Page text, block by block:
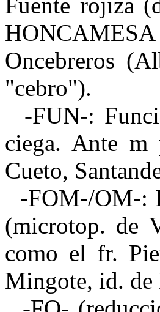
Oncebreros
"cebro").
-FUN-:
ciega. Ante m
Cueto,
-FOM-/OM-:
(microtop. de
como el fr.
Mingote, id.